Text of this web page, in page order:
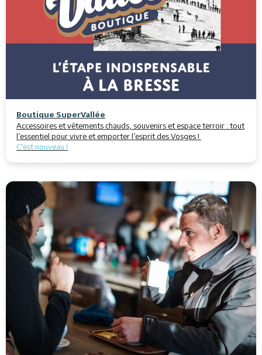
Boutique SuperVallée
Accessoires et vêtements chauds, souvenirs et espace terroir : tout
l’essentiel pour vivre et emporter l’esprit des Vosges !
C'est nouveau !